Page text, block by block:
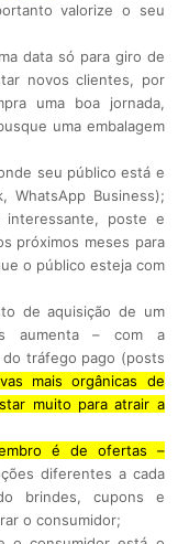
valorize o seu
data só para giro de
novos clientes, por
uma boa jornada,
uma embalagem
seu público está e
WhatsApp Business);
poste e
próximos meses para
o público esteja com
de aquisição de um
aumenta – com a
tráfego pago (posts
mais orgânicas de
muito para atrair a
é de ofertas –
diferentes a cada
brindes, cupons e
o consumidor;